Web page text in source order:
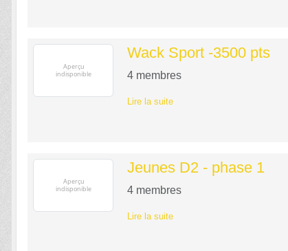
Wack Sport -3500 pts
4membres
Lire la suite
Jeunes D2 - phase 1
4membres
Lire la suite